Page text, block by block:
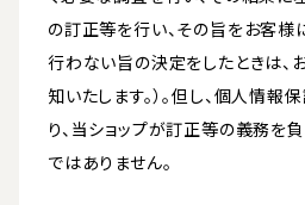
の訂正等を行い、その旨をお客様
行わない旨の決定をしたときは、
知いたします。）。但し、個人情
り、当ショップが訂正等の義務を
ではありません。